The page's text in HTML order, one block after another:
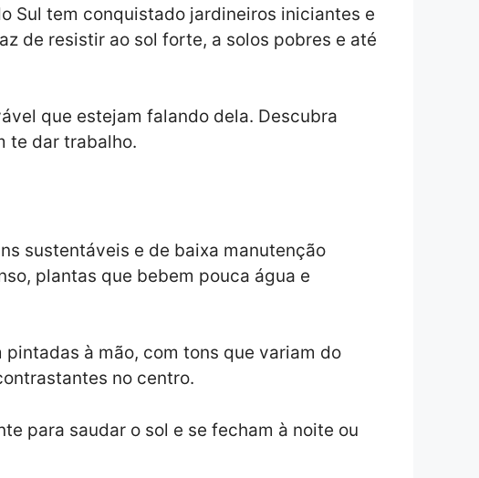
Sul tem conquistado jardineiros iniciantes e
de resistir ao sol forte, a solos pobres e até
que estejam falando dela. Descubra
te dar trabalho.
sustentáveis e de baixa manutenção
plantas que bebem pouca água e
à mão, com tons que variam do
no centro.
para saudar o sol e se fecham à noite ou